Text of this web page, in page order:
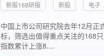
新股168研报 新股 电子
中国上市公司研究院去年12月正
标，筛选出值得重点关注的168
指数累计上涨8....